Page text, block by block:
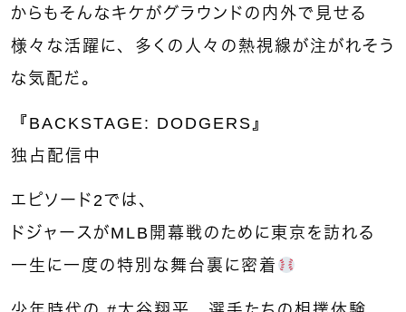
からもそんなキケがグラウンドの内外で見せる
様々な活躍に、多くの人々の熱視線が注がれそう
な気配だ。
『BACKSTAGE: DODGERS』​
独占配信中
エピソード2では、
ドジャースがMLB開幕戦のために東京を訪れる
一生に一度の特別な舞台裏に密着